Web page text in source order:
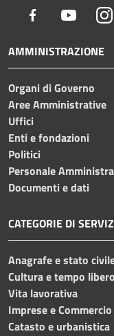
Facebook Youtube
AMMINISTRAZIONE
Organi di Governo
Aree Amministrative
Uffici
Enti e fondazioni
Politici
Personale
Documenti e dati
CATEGORIE DI
Anagrafe e stato
Cultura e tempo libero
Vita lavorativa
Imprese e Commercio
Catasto e urbanistica